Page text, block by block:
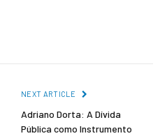
NEXT ARTICLE
Adriano Dorta: A Dívida
Pública como Instrumento